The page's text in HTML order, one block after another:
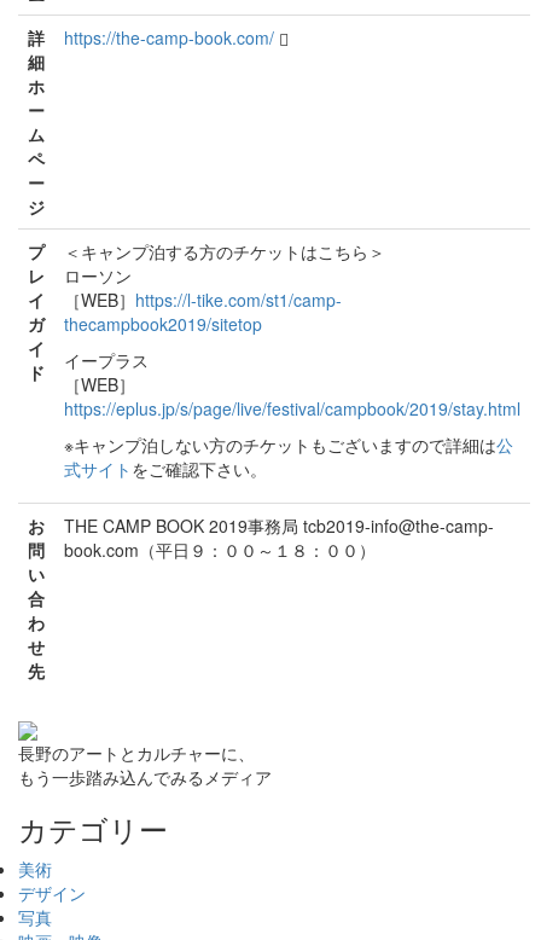
詳
細
ホ
ー
ム
ペ
ー
ジ
https://the-camp-book.com/
プ
レ
イ
ガ
イ
ド
＜キャンプ泊する方のチケットはこちら＞
ローソン
［WEB］ https://l-tike.com/st1/camp-
thecampbook2019/sitetop
イープラス
［WEB］
https://eplus.jp/s/page/live/festival/campbook/2019/stay.html
※キャンプ泊しない方のチケットもございますので詳細は公
式サイト をご確認下さい。
お
問
い
合
わ
せ
先
THE CAMP BOOK 2019事務局 tcb2019-info@the-camp-
book.com（平日９：００～１８：００）
長野のアートとカルチャーに、
もう一歩踏み込んでみるメディア
カテゴリー
美術
デザイン
写真